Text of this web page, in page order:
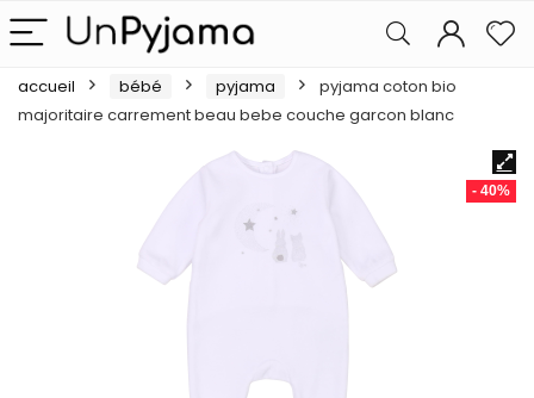
accueil bébé pyjama
pyjama coton bio
majoritaire carrement beau bebe couche garcon blanc
- 40%